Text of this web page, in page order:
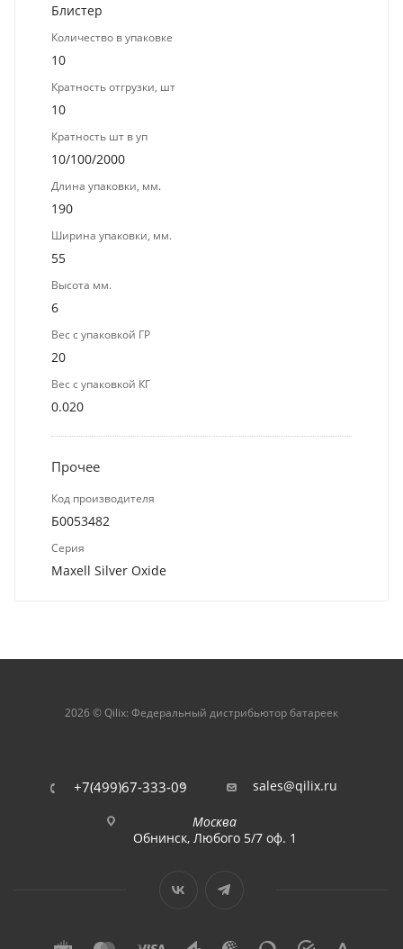
Блистер
Количество в упаковке
10
Кратность отгрузки, шт
10
Кратность шт в уп
10/100/2000
Длина упаковки, мм.
190
Ширина упаковки, мм.
55
Высота мм.
6
Вес с упаковкой ГР
20
Вес с упаковкой КГ
0.020
Прочее
Код производителя
Б0053482
Серия
Maxell Silver Oxide
2026 © Qilix: Федеральный дистрибьютор батареек
+7(499)67-333-09 sales@qilix.ru
Москва
Обнинск, Любого 5/7 оф. 1